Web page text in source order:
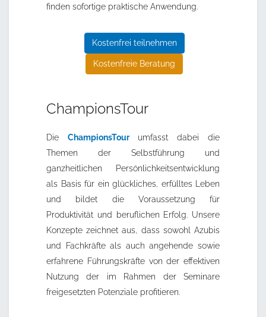
finden sofortige praktische Anwendung.
Kostenfrei teilnehmen
Kostenfreie Beratung
ChampionsTour
Die ChampionsTour umfasst dabei die
Themen der Selbstführung und
ganzheitlichen Persönlichkeitsentwicklung
als Basis für ein glückliches, erfülltes Leben
und bildet die Voraussetzung für
Produktivität und beruflichen Erfolg. Unsere
Konzepte zeichnet aus, dass sowohl Azubis
und Fachkräfte als auch angehende sowie
erfahrene Führungskräfte von der effektiven
Nutzung der im Rahmen der Seminare
freigesetzten Potenziale profitieren.